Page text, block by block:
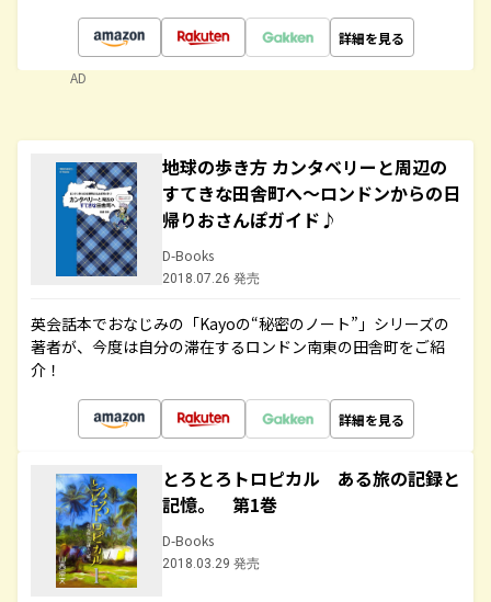
詳細を見る
AD
地球の歩き方 カンタベリーと周辺の
すてきな田舎町へ～ロンドンからの日
帰りおさんぽガイド♪
D-Books
2018.07.26 発売
英会話本でおなじみの「Kayoの“秘密のノート”」シリーズの
著者が、今度は自分の滞在するロンドン南東の田舎町をご紹
介！
詳細を見る
とろとろトロピカル ある旅の記録と
記憶。 第1巻
D-Books
2018.03.29 発売